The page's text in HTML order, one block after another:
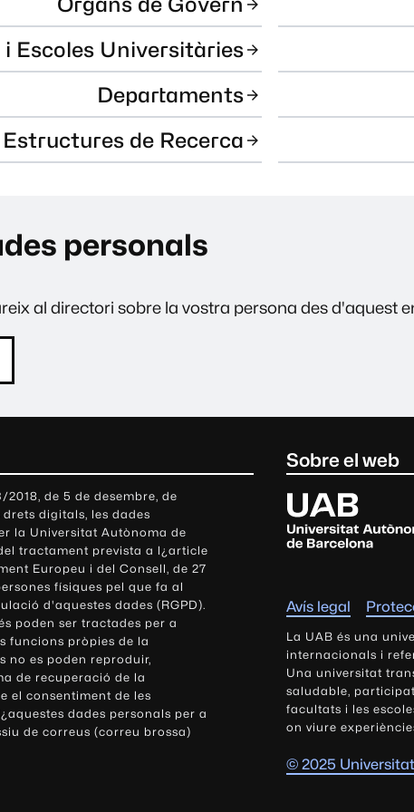
Escoles Universitàries
Departaments
Estructures de Recerca
personals
al directori sobre la vostra persona des d'aquest
de 5 de desembre, de
digitals, les dades
la Universitat Autònoma de
tractament prevista a l¿article
Europeu i del Consell, de 27
físiques pel que fa al
d'aquestes dades (RGPD).
poden ser tractades per a
funcions pròpies de la
no es poden reproduir,
de recuperació de la
el consentiment de les
dades personals per a
de correus (correu brossa)
Sobre el web
U
n
i
s
i
t
a
t
A
u
t
ò
Avís legal
La UAB és una
internacionals i
Una universitat
saludable,
facultats i les
on viure
© 2025